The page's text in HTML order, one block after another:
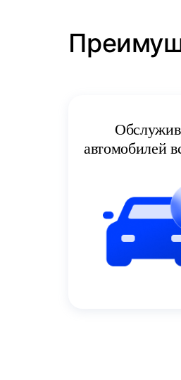
автомобилей